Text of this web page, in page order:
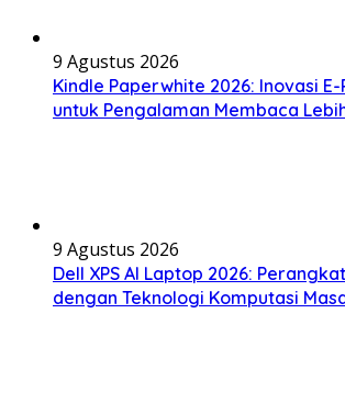
9 Agustus 2026
Kindle Paperwhite 2026: Inovasi
untuk Pengalaman Membaca
9 Agustus 2026
Dell XPS AI Laptop 2026:
dengan Teknologi Komputasi